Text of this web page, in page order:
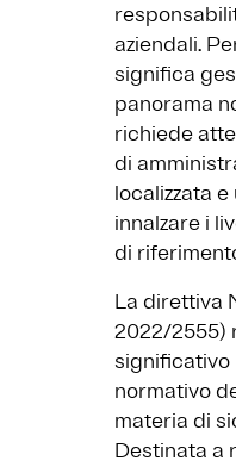
aziendali.
significa
panorama
richiede
di
localizzata
innalzare i
di
La direttiva
2022/2555)
significativo
normativo
materia di
Destinata a